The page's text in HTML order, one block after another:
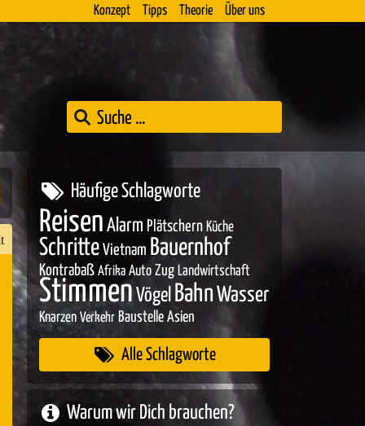
Konzept Tipps Theorie Über uns
Häufige Schlagworte
Reisen Alarm Plätschern Küche
Schritte Vietnam Bauernhof
Kontrabaß Afrika Auto Zug Landwirtschaft
StimmenVögel BahnWasser
Knarzen Verkehr Baustelle Asien
Alle Schlagworte
Warum wir Dich brauchen?